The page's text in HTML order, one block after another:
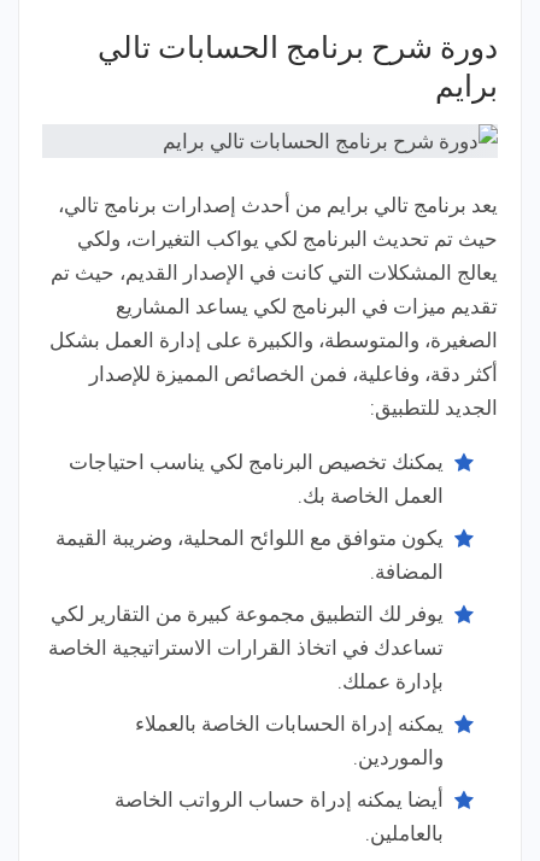
دورة شرح برنامج الحسابات تالي
برايم
يعد برنامج تالي برايم من أحدث إصدارات برنامج تالي،
حيث تم تحديث البرنامج لكي يواكب التغيرات، ولكي
يعالج المشكلات التي كانت في الإصدار القديم، حيث تم
تقديم ميزات في البرنامج لكي يساعد المشاريع
الصغيرة، والمتوسطة، والكبيرة على إدارة العمل بشكل
أكثر دقة، وفاعلية، فمن الخصائص المميزة للإصدار
الجديد للتطبيق:
يمكنك تخصيص البرنامج لكي يناسب احتياجات
العمل الخاصة بك.
يكون متوافق مع اللوائح المحلية، وضريبة القيمة
المضافة.
يوفر لك التطبيق مجموعة كبيرة من التقارير لكي
تساعدك في اتخاذ القرارات الاستراتيجية الخاصة
بإدارة عملك.
يمكنه إدراة الحسابات الخاصة بالعملاء
والموردين.
أيضا يمكنه إدراة حساب الرواتب الخاصة
بالعاملين.